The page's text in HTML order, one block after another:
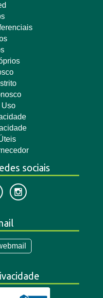
Uso
sociais